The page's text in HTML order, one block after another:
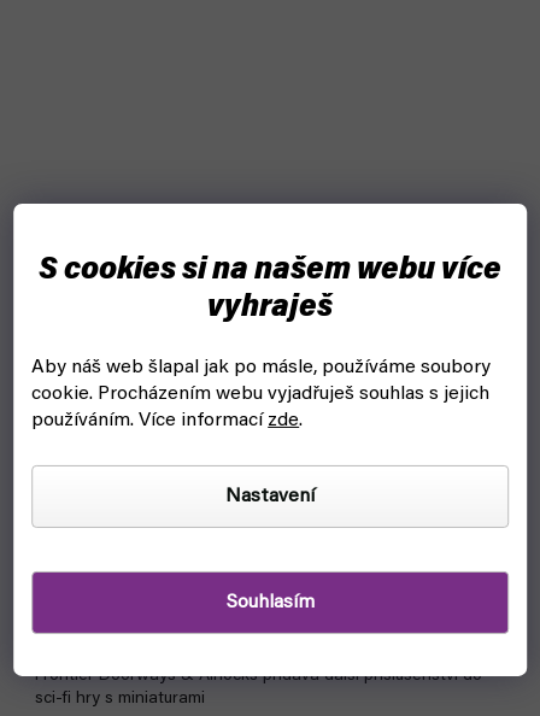
S cookies si na našem webu více
vyhraješ
Aby náš web šlapal jak po másle, používáme soubory
cookie. Procházením webu vyjadřuješ souhlas s jejich
používáním. Více informacízde.
Nastavení
Souhlasím
Frontier Doorways & Airlocks přidává další příslušenství do
sci-fi hry s miniaturami